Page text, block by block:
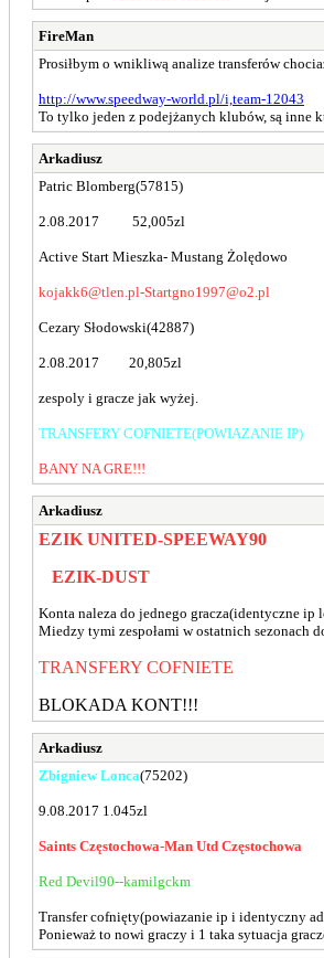
FireMan
Prosiłbym o wnikliwą analize transferów
http://www.speedway-world.pl/i,team-12043
To tylko jeden z podejżanych klubów, są inne
Arkadiusz
Patric Blomberg(57815)
2.08.2017 52,005zl
Active Start Mieszka- Mustang Żolędowo
kojakk6@tlen.pl-Startgno1997@o2.pl
Cezary Słodowski(42887)
2.08.2017 20,805zl
zespoly i gracze jak wyżej.
TRANSFERY COFNIETE(POWIAZANIE IP)
BANY NA GRE!!!
Arkadiusz
EZIK UNITED-SPEEWAY90
EZIK-DUST
Konta naleza do jednego gracza(identyczne ip
Miedzy tymi zespołami w ostatnich sezonach
TRANSFERY COFNIETE
BLOKADA KONT!!!
Arkadiusz
Zbigniew Lonca(75202)
9.08.2017 1.045zl
Saints Częstochowa-Man Utd Częstochowa
Red Devil90--kamilgckm
Transfer cofnięty(powiazanie ip i identyczny
Ponieważ to nowi graczy i 1 taka sytuacja